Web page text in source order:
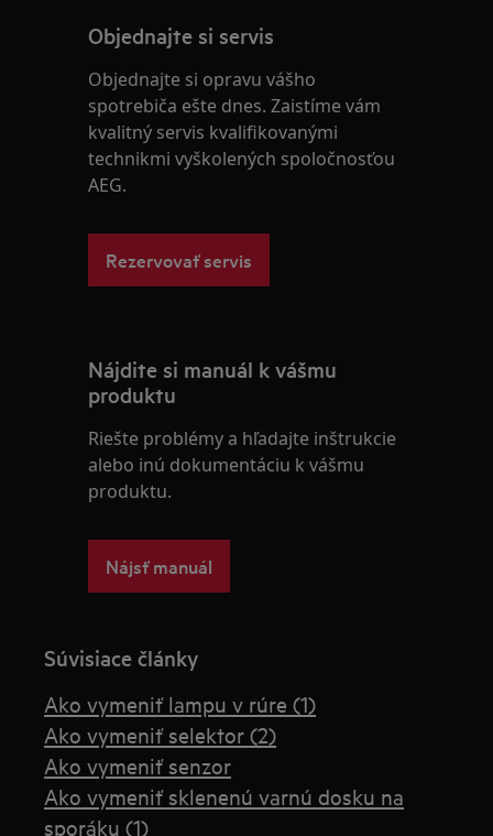
Objednajte si servis
Objednajte si opravu vášho
spotrebiča ešte dnes. Zaistíme vám
kvalitný servis kvalifikovanými
technikmi vyškolených spoločnosťou
AEG.
Rezervovať servis
Nájdite si manuál k vášmu
produktu
Riešte problémy a hľadajte inštrukcie
alebo inú dokumentáciu k vášmu
produktu.
Nájsť manuál
Súvisiace články
Ako vymeniť lampu v rúre (1)
Ako vymeniť selektor (2)
Ako vymeniť senzor
Ako vymeniť sklenenú varnú dosku na
sporáku (1)